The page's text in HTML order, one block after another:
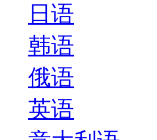
日语
韩语
俄语
英语